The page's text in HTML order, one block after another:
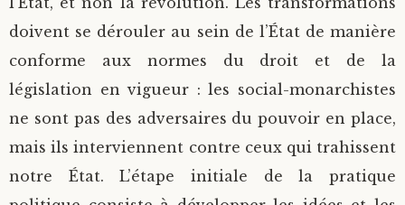
doivent se dérouler au sein de l’État de manière
conforme aux normes du droit et de la
législation en vigueur : les social-monarchistes
ne sont pas des adversaires du pouvoir en place,
mais ils interviennent contre ceux qui trahissent
notre État. L’étape initiale de la pratique